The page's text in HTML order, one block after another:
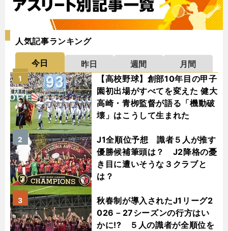
人気記事ランキング
今日 昨日 週間
月間
【高校野球】創部10年目の甲子
園初出場がすべてを変えた 健大
高崎・青栁監督が語る「機動破
壊」はこうして生まれた
1
J1全順位予想 識者５人が推す
優勝候補筆頭は？ J2降格の憂
き目に遭いそうな３クラブと
は？
2
秋春制が導入されたJ1リーグ2
026－27シーズンの行方はい
かに!? ５人の識者が全順位を
3